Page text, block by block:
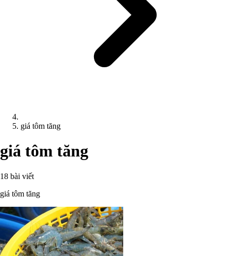
giá tôm tăng
giá tôm tăng
18 bài viết
giá tôm tăng